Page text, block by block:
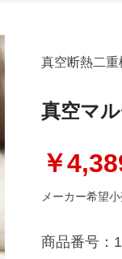
真空断熱二重
真空マ
￥
メーカー希望
商品番号：